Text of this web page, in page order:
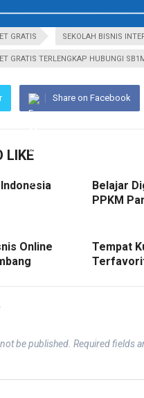
GRATIS SEKOLAH BISNIS
GRATIS TERLENGKAP HUBUNGI
Share on Facebook
LIKE
Belajar
PPKM
Online
Tempat
be published. Required fields